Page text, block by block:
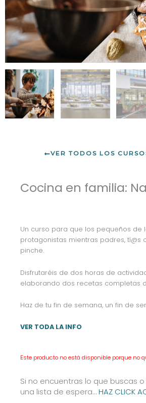
VER TODOS LOS
Cocina en familia:
Un curso para que los pequeños de
protagonistas mientras padres, tí@s
pinche.
Disfrutaréis de dos horas de
elaborando dos recetas completas
Haz de tu fin de semana, un fin de
VER TODA LA INFO
Este producto no está disponible porque no
Si no encuentras lo que buscas
una lista de espera…HAZ CLICK